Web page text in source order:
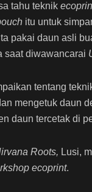
tahu teknik
itu untuk
pakai daun asli
saat diwawancarai
tentang
mengetuk daun
daun tercetak di
Roots, Lusi,
ecoprint.